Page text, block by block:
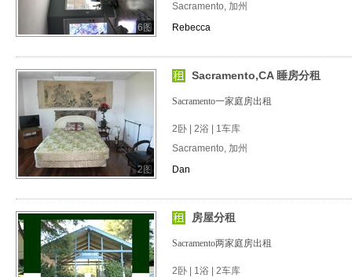
6图
Sacramento, 加州
Rebecca
2图
Sacramento,CA 睡房分租
Sacramento一家庭房出租
2卧 | 2浴 | 1车库
Sacramento, 加州
Dan
房屋分租
Sacramento两家庭房出租
2卧 | 1浴 | 2车库